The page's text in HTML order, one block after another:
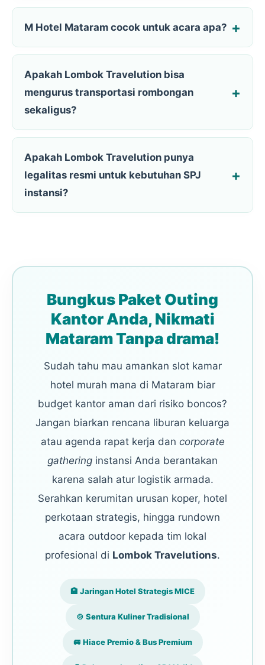
M Hotel Mataram cocok untuk acara apa?
Apakah Lombok Travelution bisa
mengurus transportasi rombongan
sekaligus?
Apakah Lombok Travelution punya
legalitas resmi untuk kebutuhan SPJ
instansi?
Bungkus Paket Outing
Kantor Anda, Nikmati
Mataram Tanpa drama!
Sudah tahu mau amankan slot kamar
hotel murah mana di Mataram biar
budget kantor aman dari risiko boncos?
Jangan biarkan rencana liburan keluarga
atau agenda rapat kerja dan corporate
gathering instansi Anda berantakan
karena salah atur logistik armada.
Serahkan kerumitan urusan koper, hotel
perkotaan strategis, hingga rundown
acara outdoor kepada tim lokal
profesional di Lombok Travelutions.
🏨 Jaringan Hotel Strategis MICE
🍲 Sentura Kuliner Tradisional
🚐 Hiace Premio & Bus Premium